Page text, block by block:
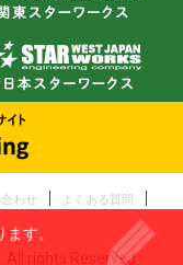
ます。
わせ
よくある質問
All rights Reserved.